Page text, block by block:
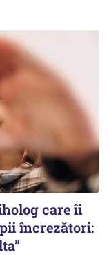
care îi
încrezători: